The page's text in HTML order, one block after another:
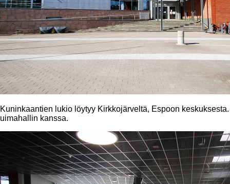
Kuninkaantien lukio löytyy Kirkkojärveltä, Espoon
uimahallin kanssa.